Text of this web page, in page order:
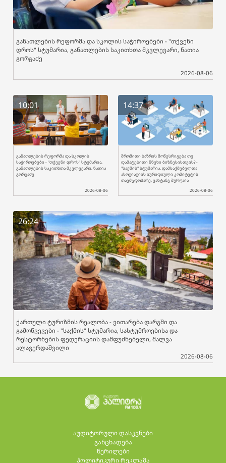
განათლების რეფორმა და სკოლის საჭიროებები - "თქვენი
დროს" სტუმარია, განათლების საკითხთა მკვლევარი, ნათია
გორგაძე
2026-08-06
10:01
განათლების რეფორმა და სკოლის
საჭიროებები - "თქვენი დროს" სტუმარია,
განათლების საკითხთა მკვლევარი, ნათია
გორგაძე
2026-08-06
14:37
შრომითი ბაზრის მოწესრიგება თუ
დამატებითი წნეხი ბიზნესისთვის? -
"საქმის" სტუმარია, დამსაქმებელთა
ასოციაციის იურიდიული კომიტეტის
თავმჯდომარე, ვახტანგ შურღაია
2026-08-06
26:24
ქართული ტურიზმის რეალობა - ვითარება დარგში და
გამოწვევები - "საქმის" სტუმარია, სასტუმროებისა და
რესტორნების ფედერაციის დამფუძნებელი, შალვა
ალავერდაშვილი
2026-08-06
აუდიტორული დასკვნები
განცხადება
წერილები
პოლიტიკური რეკლამა